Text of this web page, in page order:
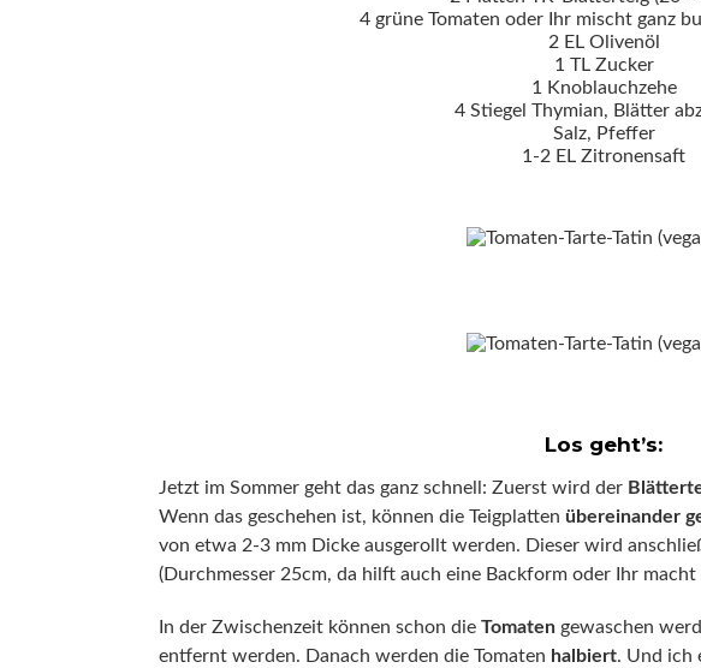
4 grüne Tomaten oder Ihr mischt ganz
2 EL Olivenöl
1 TL Zucker
1 Knoblauchzehe
4 Stiegel Thymian, Blätter
Salz, Pfeffer
1-2 EL Zitronensaft
Los geht’s:
Jetzt im Sommer geht das ganz schnell: Zuerst wird der
Wenn das geschehen ist, können die Teigplatten übereinander
von etwa 2-3 mm Dicke ausgerollt werden. Dieser wird
(Durchmesser 25cm, da hilft auch eine Backform oder Ihr macht
In der Zwischenzeit können schon die Tomaten gewaschen
entfernt werden. Danach werden die Tomaten halbiert. Und ich